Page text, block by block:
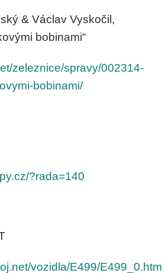
& Václav Vyskočil,
bobinami“
zeleznice/spravy/002314-
bobinami/
?rada=140
vozidla/E499/E499_0.htm